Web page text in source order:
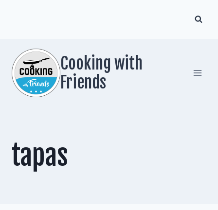
Cooking with
Friends
tapas